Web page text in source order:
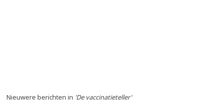
Nieuwere berichten in 'De vaccinatieteller'